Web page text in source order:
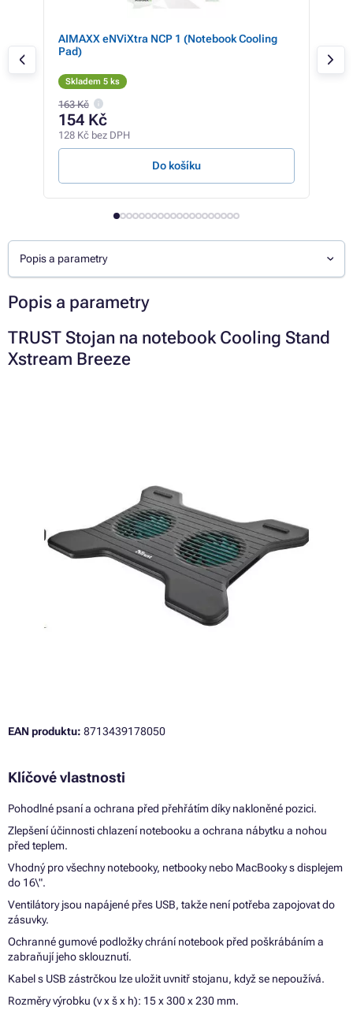
AIMAXX eNViXtra NCP 1 (Notebook Cooling
Pad)
Skladem 5 ks
163 Kč
154 Kč
128 Kč bez DPH
Do košíku
Popis a parametry
Popis a parametry
TRUST Stojan na notebook Cooling Stand
Xstream Breeze
EAN produktu: 8713439178050
Klíčové vlastnosti
Pohodlné psaní a ochrana před přehřátím díky nakloněné pozici.
Zlepšení účinnosti chlazení notebooku a ochrana nábytku a nohou
před teplem.
Vhodný pro všechny notebooky, netbooky nebo MacBooky s displejem
do 16\".
Ventilátory jsou napájené přes USB, takže není potřeba zapojovat do
zásuvky.
Ochranné gumové podložky chrání notebook před poškrábáním a
zabraňují jeho sklouznutí.
Kabel s USB zástrčkou lze uložit uvnitř stojanu, když se nepoužívá.
Rozměry výrobku (v x š x h): 15 x 300 x 230 mm.